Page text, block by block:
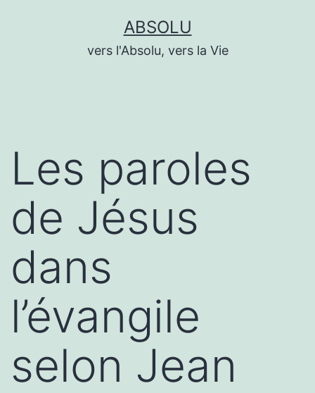
ABSOLU
vers l'Absolu, vers la Vie
Les paroles
de Jésus
dans
l’évangile
selon Jean